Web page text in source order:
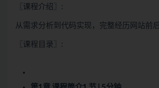
〖课程介绍〗:
从需求分析到代码实现，完整经历网站前
〖课程目录〗: